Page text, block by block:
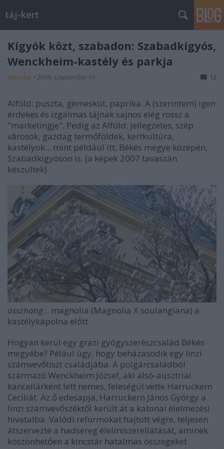
táj-kert
Kígyók közt, szabadon: Szabadkígyós,
Wenckheim-kastély és parkja
aesculus • 2009. szeptember 01. 12
Alföld: puszta, gémeskút, paprika. A (szerintem) igen
érdekes és izgalmas tájnak sajnos elég rossz a
"marketingje". Pedig az Alföld: jellegzetes, szép
városok, gazdag termőföldek, kertkultúra,
kastélyok... mint például itt, Békés megye közepén,
Szabadkígyóson is. (a képek 2007 tavaszán
készültek)
összhang... magnolia (Magnolia X soulangiana) a
kastélykápolna előtt
Hogyan kerül egy grazi gyógyszerészcsalád Békés
megyébe? Pélául úgy, hogy beházasodik egy linzi
számvevőtiszt családjába. A polgárcsaládból
származó Wenckheim József, aki alsó-ausztriai
kancellárként lett nemes, feleségül vette Harruckern
Ceciliát. Az ő edesapja, Harruckern János György a
linzi számvevőszéktől került át a katonai élelmezési
hivatalba. Valódi reformokat hajtott végre, teljesen
átszervezte a hadsereg élelmiszerellátását, aminek
köszönhetően a kincstár hatalmas összegeket